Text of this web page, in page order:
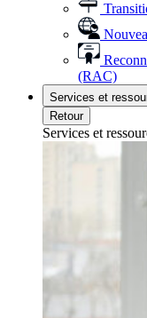
(RAC)
Services et
Retour
Services et